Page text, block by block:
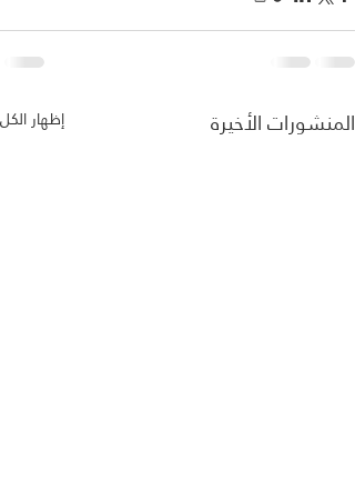
المنشورات الأخيرة إظهار الكل